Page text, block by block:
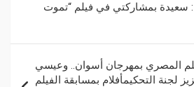
: سعيدة بمشاركتي في فيلم “تموت
المصري بمهرجان أسوان.. وعيسي
لجنة التحكيمأفلام بمسابقة الفيلم